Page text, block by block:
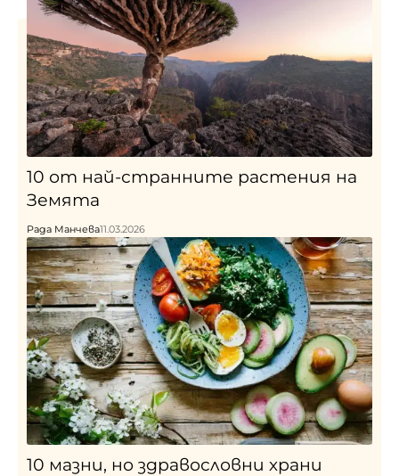
10 от най-странните растения на
Земята
Рада Манчева11.03.2026
10 мазни, но здравословни храни